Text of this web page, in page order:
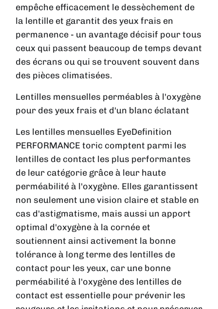
empêche efficacement le dessèchement de
la lentille et garantit des yeux frais en
permanence - un avantage décisif pour tous
ceux qui passent beaucoup de temps devant
des écrans ou qui se trouvent souvent dans
des pièces climatisées.
Lentilles mensuelles perméables à l'oxygène
pour des yeux frais et d'un blanc éclatant
Les lentilles mensuelles EyeDefinition
PERFORMANCE toric comptent parmi les
lentilles de contact les plus performantes
de leur catégorie grâce à leur haute
perméabilité à l'oxygène. Elles garantissent
non seulement une vision claire et stable en
cas d'astigmatisme, mais aussi un apport
optimal d'oxygène à la cornée et
soutiennent ainsi activement la bonne
tolérance à long terme des lentilles de
contact pour les yeux, car une bonne
perméabilité à l'oxygène des lentilles de
contact est essentielle pour prévenir les